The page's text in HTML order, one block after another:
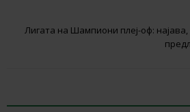
Лигата на Шампиони плеј-оф: